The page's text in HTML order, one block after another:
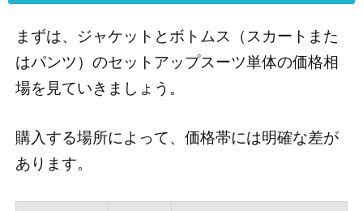
まずは、ジャケットとボトムス（スカートまた
はパンツ）のセットアップスーツ単体の価格相
場を見ていきましょう。
購入する場所によって、価格帯には明確な差が
あります。